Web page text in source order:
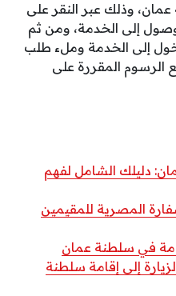
وذلك عبر النقر على
إلى الخدمة، ومن ثم
إلى الخدمة وملء طلب
الرسوم المقررة على
دليلك الشامل لفهم
المصرية للمقيمين
في سلطنة عمان
إلى إقامة سلطنة